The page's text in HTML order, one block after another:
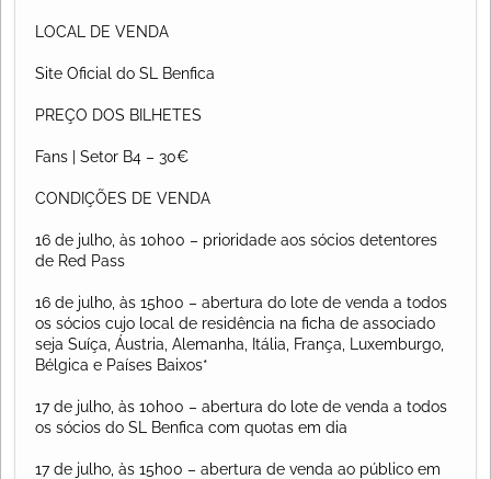
LOCAL DE VENDA
Site Oficial do SL Benfica
PREÇO DOS BILHETES
Fans | Setor B4 – 30€
CONDIÇÕES DE VENDA
16 de julho, às 10h00 – prioridade aos sócios detentores
de Red Pass
16 de julho, às 15h00 – abertura do lote de venda a todos
os sócios cujo local de residência na ficha de associado
seja Suíça, Áustria, Alemanha, Itália, França, Luxemburgo,
Bélgica e Países Baixos*
17 de julho, às 10h00 – abertura do lote de venda a todos
os sócios do SL Benfica com quotas em dia
17 de julho, às 15h00 – abertura de venda ao público em